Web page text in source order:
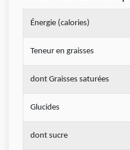
Énergie (calories)
Teneur en graisses
dont Graisses saturées
Glucides
dont sucre